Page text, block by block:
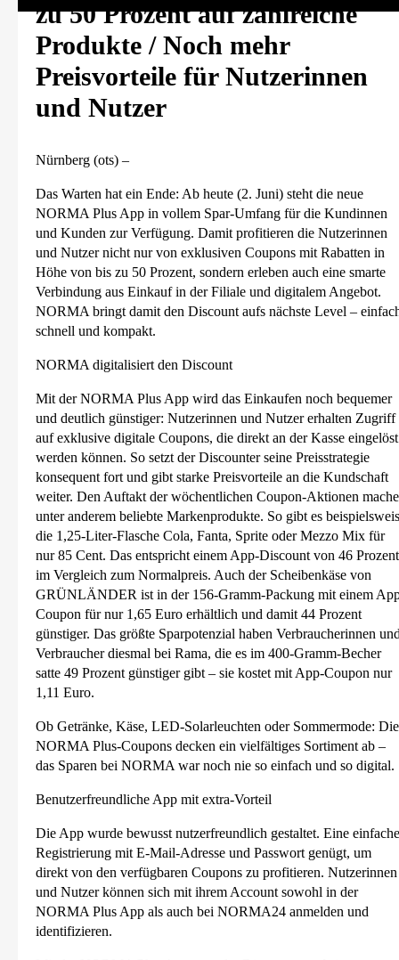
zu 50 Prozent auf zahlreiche
Produkte / Noch mehr
Preisvorteile für Nutzerinnen
und Nutzer
Nürnberg (ots) –
Das Warten hat ein Ende: Ab heute (2. Juni) steht die neue
NORMA Plus App in vollem Spar-Umfang für die Kundinnen
und Kunden zur Verfügung. Damit profitieren die Nutzerinnen
und Nutzer nicht nur von exklusiven Coupons mit Rabatten in
Höhe von bis zu 50 Prozent, sondern erleben auch eine smarte
Verbindung aus Einkauf in der Filiale und digitalem Angebot.
NORMA bringt damit den Discount aufs nächste Level –
schnell und kompakt.
NORMA digitalisiert den Discount
Mit der NORMA Plus App wird das Einkaufen noch bequemer
und deutlich günstiger: Nutzerinnen und Nutzer erhalten Zugriff
auf exklusive digitale Coupons, die direkt an der Kasse eingelöst
werden können. So setzt der Discounter seine Preisstrategie
konsequent fort und gibt starke Preisvorteile an die Kundschaft
weiter. Den Auftakt der wöchentlichen Coupon-Aktionen
unter anderem beliebte Markenprodukte. So gibt es
die 1,25-Liter-Flasche Cola, Fanta, Sprite oder Mezzo Mix für
nur 85 Cent. Das entspricht einem App-Discount von 46 Prozent
im Vergleich zum Normalpreis. Auch der Scheibenkäse von
GRÜNLÄNDER ist in der 156-Gramm-Packung mit einem
Coupon für nur 1,65 Euro erhältlich und damit 44 Prozent
günstiger. Das größte Sparpotenzial haben Verbraucherinnen
Verbraucher diesmal bei Rama, die es im 400-Gramm-Becher
satte 49 Prozent günstiger gibt – sie kostet mit App-Coupon nur
1,11 Euro.
Ob Getränke, Käse, LED-Solarleuchten oder Sommermode: Die
NORMA Plus-Coupons decken ein vielfältiges Sortiment ab –
das Sparen bei NORMA war noch nie so einfach und so digital.
Benutzerfreundliche App mit extra-Vorteil
Die App wurde bewusst nutzerfreundlich gestaltet. Eine einfache
Registrierung mit E-Mail-Adresse und Passwort genügt, um
direkt von den verfügbaren Coupons zu profitieren. Nutzerinnen
und Nutzer können sich mit ihrem Account sowohl in der
NORMA Plus App als auch bei NORMA24 anmelden und
identifizieren.